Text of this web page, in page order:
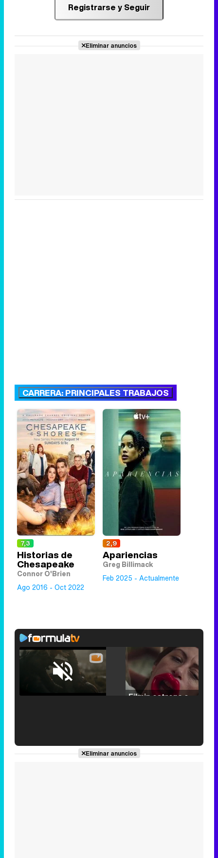
Registrarse y Seguir
Eliminar anuncios
CARRERA: PRINCIPALES TRABAJOS
7,3
Historias de
Chesapeake
Connor O'Brien
Ago 2016 - Oct 2022
2,9
Apariencias
Greg Billimack
Feb 2025 - Actualmente
Unmute /
Loaded:
'120 Minutos' celebra sus 2.000 programas en Telemadrid con un vídeo del día a día en la redacción
Eliminar anuncios